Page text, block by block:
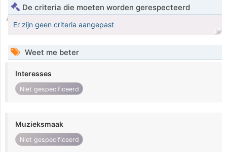
De criteria die moeten worden gerespecteerd
Er zijn geen criteria aangepast
Weet me beter
Interesses
Niet gespecificeerd
Muzieksmaak
Niet gespecificeerd